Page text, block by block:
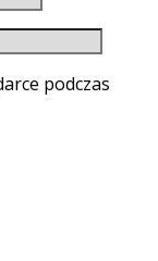
podczas